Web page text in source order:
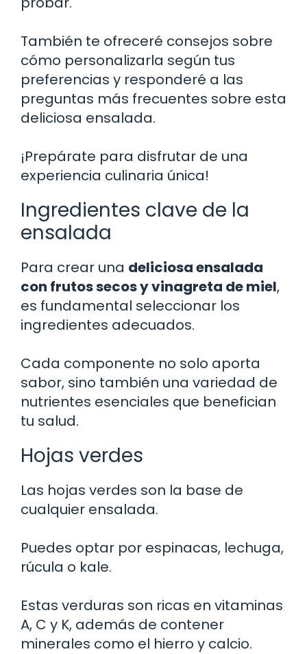
También te ofreceré consejos sobre
cómo personalizarla según tus
preferencias y responderé a las
preguntas más frecuentes sobre esta
deliciosa ensalada.
¡Prepárate para disfrutar de una
experiencia culinaria única!
Ingredientes clave de la
ensalada
Para crear una deliciosa ensalada
con frutos secos y vinagreta de miel,
es fundamental seleccionar los
ingredientes adecuados.
Cada componente no solo aporta
sabor, sino también una variedad de
nutrientes esenciales que benefician
tu salud.
Hojas verdes
Las hojas verdes son la base de
cualquier ensalada.
Puedes optar por espinacas, lechuga,
rúcula o kale.
Estas verduras son ricas en vitaminas
A, C y K, además de contener
minerales como el hierro y calcio.